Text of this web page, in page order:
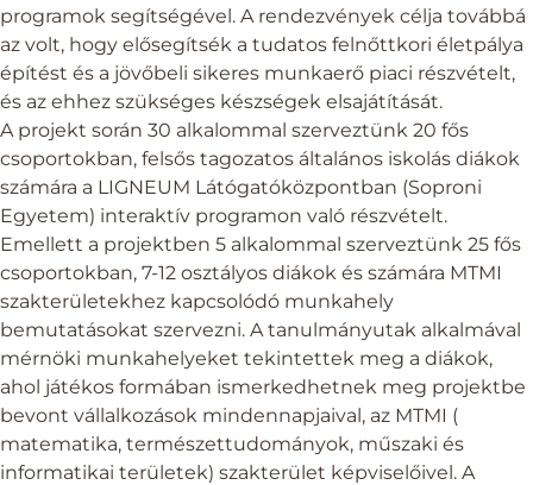
programok segítségével. A rendezvények célja továbbá
az volt, hogy elősegítsék a tudatos felnőttkori életpálya
építést és a jövőbeli sikeres munkaerő piaci részvételt,
és az ehhez szükséges készségek elsajátítását.
A projekt során 30 alkalommal szerveztünk 20 fős
csoportokban, felsős tagozatos általános iskolás diákok
számára a LIGNEUM Látógatóközpontban (Soproni
Egyetem) interaktív programon való részvételt.
Emellett a projektben 5 alkalommal szerveztünk 25 fős
csoportokban, 7-12 osztályos diákok és számára MTMI
szakterületekhez kapcsolódó munkahely
bemutatásokat szervezni. A tanulmányutak alkalmával
mérnöki munkahelyeket tekintettek meg a diákok,
ahol játékos formában ismerkedhetnek meg projektbe
bevont vállalkozások mindennapjaival, az MTMI (
matematika, természettudományok, műszaki és
informatikai területek) szakterület képviselőivel. A